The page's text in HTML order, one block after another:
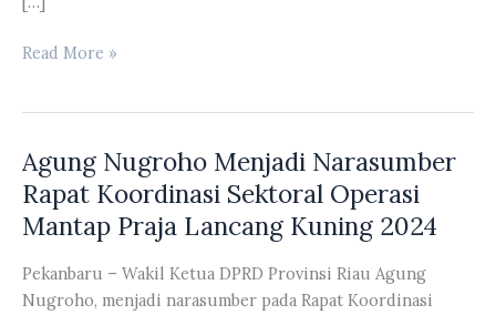
Karmila
Akbar
Bersama
Ustadz
Abdul
Somad
Read More »
Agung Nugroho Menjadi Narasumber
Rapat Koordinasi Sektoral Operasi
Mantap Praja Lancang Kuning 2024
Pekanbaru – Wakil Ketua DPRD Provinsi Riau Agung
Nugroho, menjadi narasumber pada Rapat Koordinasi